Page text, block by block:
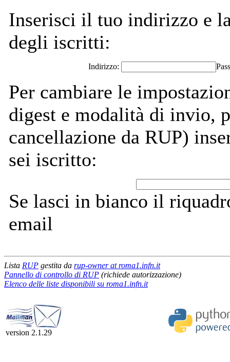
Inserisci il tuo indirizzo e
degli iscritti:
Indirizzo:
Per cambiare le
digest e modalità di invio,
cancellazione da RUP)
sei iscritto:
Se lasci in bianco il
email
Lista RUP gestita da rup-owner at roma1.infn.it
Pannello di controllo di RUP (richiede autorizzazione)
Elenco delle liste disponibili su roma1.infn.it
version 2.1.29